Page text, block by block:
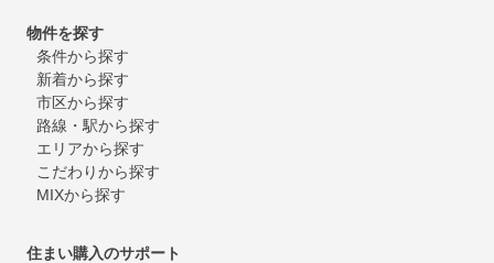
物件を探す
条件から探す
新着から探す
市区から探す
路線・駅から探す
エリアから探す
こだわりから探す
MIXから探す
住まい購入のサポート